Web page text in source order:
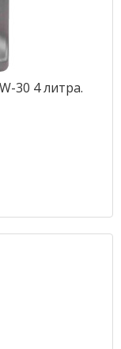
30 4 литра.